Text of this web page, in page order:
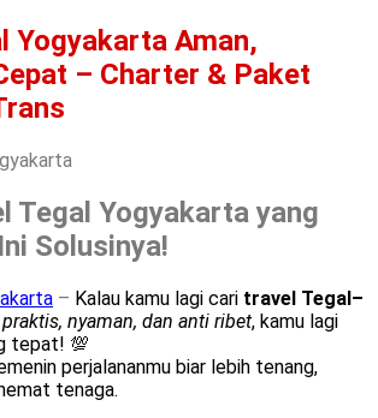
Yogyakarta Aman,
– Charter & Paket
Tegal Yogyakarta yang
Solusinya!
– Kalau kamu lagi cari travel Tegal–
praktis, nyaman, dan anti ribet, kamu lagi
tepat! 💯
perjalananmu biar lebih tenang,
tenaga.